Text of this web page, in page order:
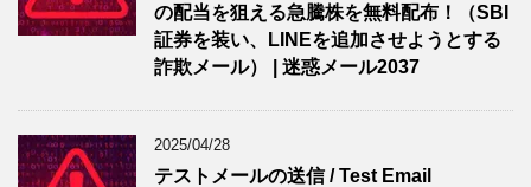
の配当を狙える急騰株を無料配布！（SBI
証券を装い、LINEを追加させようとする
詐欺メール） | 迷惑メール2037
2025/04/28
テストメールの送信 / Test Email